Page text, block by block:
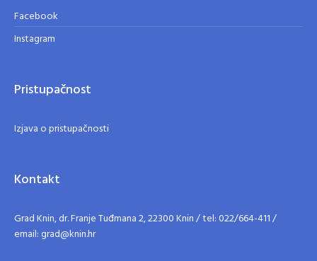
Facebook
Instagram
Pristupačnost
Izjava o pristupačnosti
Kontakt
Grad Knin, dr. Franje Tuđmana 2, 22300 Knin / tel: 022/664-411 /
email: grad@knin.hr